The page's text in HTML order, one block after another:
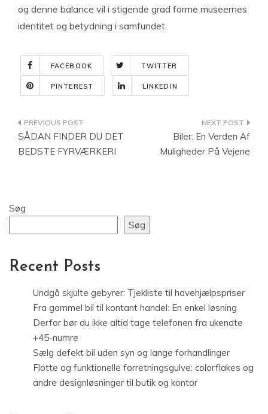
og denne balance vil i stigende grad forme museernes
identitet og betydning i samfundet.
FACEBOOK TWITTER
PINTEREST LINKEDIN
Indlægsnavigation
SÅDAN FINDER DU DET
BEDSTE FYRVÆRKERI
Biler: En Verden Af
Muligheder På Vejene
Søg
Søg
Recent Posts
Undgå skjulte gebyrer: Tjekliste til havehjælpspriser
Fra gammel bil til kontant handel: En enkel løsning
Derfor bør du ikke altid tage telefonen fra ukendte
+45-numre
Sælg defekt bil uden syn og lange forhandlinger
Flotte og funktionelle forretningsgulve: colorflakes og
andre designløsninger til butik og kontor